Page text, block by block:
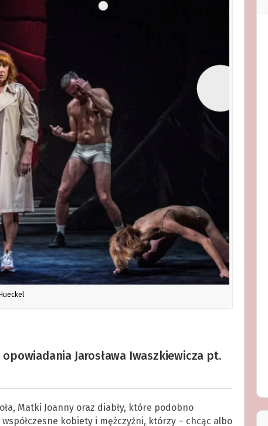
Jarosława Iwaszkiewicza pt.
Matki Joanny oraz diabły, które podobno
kobiety i mężczyźni, którzy – chcąc albo